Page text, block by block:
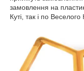
замовлення на
Куті, так і по